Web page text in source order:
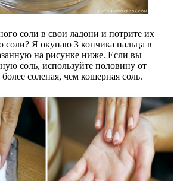
соли в свои ладони и потрите их
соли? Я окунаю 3 кончика пальца в
на рисунке ниже. Если вы
соль, используйте половину от
соленая, чем кошерная соль.